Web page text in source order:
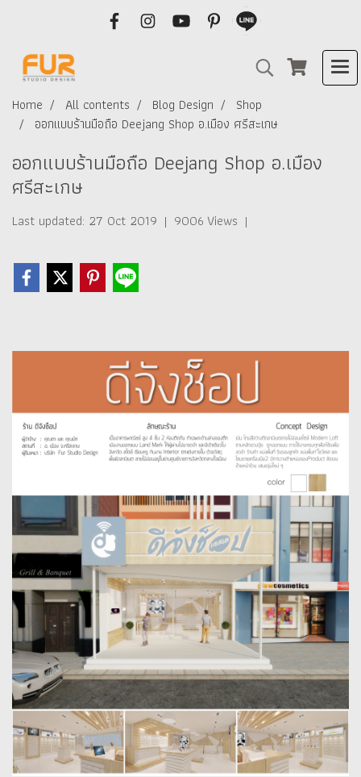
Home All contents Blog Design
Shop
ออกแบบร้านมือถือ Deejang Shop อ.เมือง ศรีสะเกษ
ออกแบบร้านมือถือ Deejang Shop อ.เมือง
ศรีสะเกษ
Last updated: 27 Oct 2019 | 9006 Views |